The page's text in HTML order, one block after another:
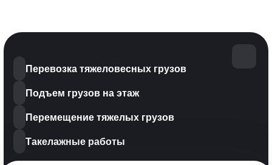
Перевозка тяжеловесных грузов
Подъем грузов на этаж
Перемещение тяжелых грузов
Такелажные работы